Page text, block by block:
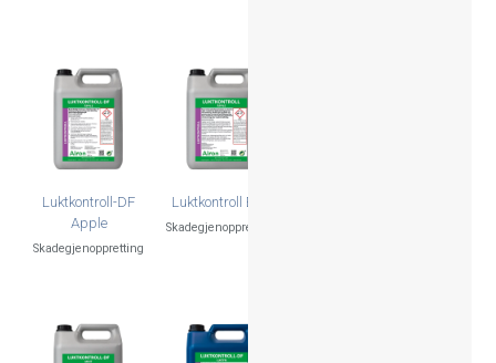
Luktkontroll-DF
Apple
Skadegjenoppretting
Luktkontroll Eple
Skadegjenoppretting